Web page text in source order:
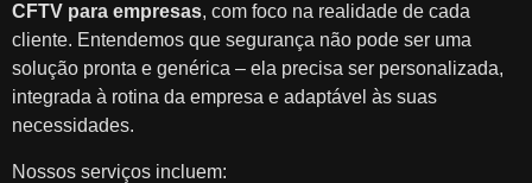
CFTV para empresas, com foco na realidade de cada
cliente. Entendemos que segurança não pode ser uma
solução pronta e genérica – ela precisa ser personalizada,
integrada à rotina da empresa e adaptável às suas
necessidades.
Nossos serviços incluem: